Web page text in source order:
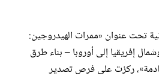
تحت عنوان «ممرات الهيدروجين:
إفريقيا إلى أوروبا – بناء طرق
ركزت على فرص تصدير